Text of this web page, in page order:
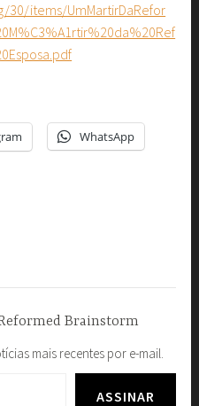
30/items/UmMartirDaRefor
WhatsApp
Brainstorm
mais recentes por e-mail.
ASSINAR